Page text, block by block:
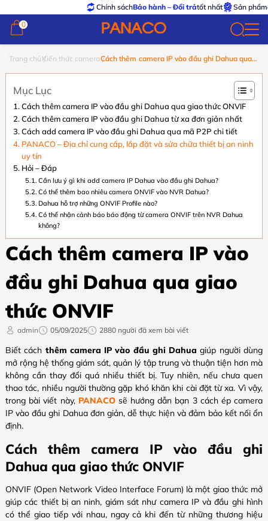
Chính sáchBảo hành – Đổi trảtốt nhất Sản phẩmchính
0
0
Trang chủ Kiến thức cameraCách thêm camera IP vào đầu ghi Dahua qua
Mục Lục
Cách thêm camera IP vào đầu ghi Dahua qua giao thức ONVIF
Cách thêm camera IP vào đầu ghi Dahua từ xa đơn giản nhất
Cách add camera IP vào đầu ghi Dahua qua mã P2P chi tiết
PANACO – Địa chỉ cung cấp, lắp đặt và sửa chữa thiết bị an ninh
uy tín
Hỏi – Đáp
Cần lưu ý gì khi add camera IP Dahua vào đầu ghi Dahua?
Có thể thêm bao nhiêu camera ONVIF vào NVR Dahua?
Dahua hỗ trợ những ONVIF Profile nào?
Có thể nhận cảnh báo báo động từ camera ONVIF trên NVR Dahua
không?
Cách thêm camera IP vào
đầu ghi Dahua qua giao
thức ONVIF
admin 05/09/2025 2880 người đã xem bài viết
Biết cách thêm camera IP vào đầu ghi Dahua giúp người dùng
mở rộng hệ thống giám sát, quản lý tập trung và thuận tiện hơn mà
không cần thay đổi quá nhiều thiết bị. Tuy nhiên, nếu chưa quen
thao tác, nhiều người thường gặp khó khăn khi cài đặt từ xa. Vì vậy,
trong bài viết này, PANACOsẽ hướng dẫn bạn 3 cách ép camera
IP vào đầu ghi Dahua đơn giản, dễ thực hiện và đảm bảo kết nối ổn
định.
Cách thêm camera IP vào đầu ghi
Dahua qua giao thức ONVIF
ONVIF (Open Network Video Interface Forum) là một giao thức mở
giúp các thiết bị an ninh, giám sát như camera IP và đầu ghi hình
có thể giao tiếp với nhau, ngay cả khi đến từ những thương hiệu